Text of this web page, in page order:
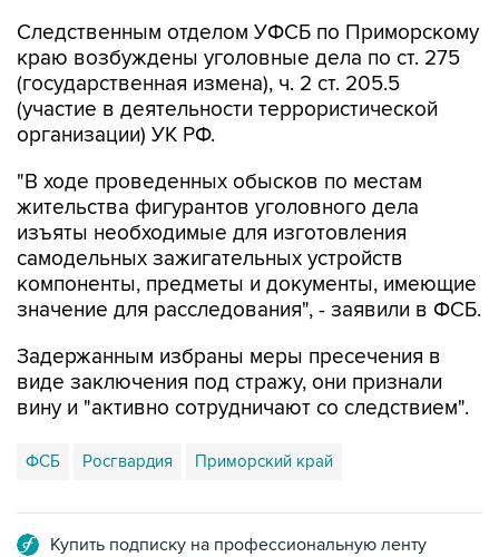
Следственным отделом УФСБ по Приморскому
краю возбуждены уголовные дела по ст. 275
(государственная измена), ч. 2 ст. 205.5
(участие в деятельности террористической
организации) УК РФ.
"В ходе проведенных обысков по местам
жительства фигурантов уголовного дела
изъяты необходимые для изготовления
самодельных зажигательных устройств
компоненты, предметы и документы, имеющие
значение для расследования", - заявили в ФСБ.
Задержанным избраны меры пресечения в
виде заключения под стражу, они признали
вину и "активно сотрудничают со следствием".
ФСБ Росгвардия Приморский край
Купить подписку на профессиональную ленту